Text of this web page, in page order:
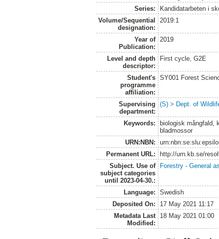
Series:
Kandidatarbeten i
Volume/Sequential
designation:
2019:1
Year of
Publication:
2019
Level and depth
descriptor:
First cycle, G2E
Student's
programme
affiliation:
SY001 Forest
Supervising
department:
(S) > Dept. of
Keywords:
biologisk mångfald,
bladmossor
URN:NBN:
Permanent URL:
http://urn.kb.se/
Subject. Use of
subject categories
until 2023-04-30.:
Forestry - General
Language:
Swedish
Deposited On:
17 May 2021 11:17
Metadata Last
Modified:
18 May 2021 01:00